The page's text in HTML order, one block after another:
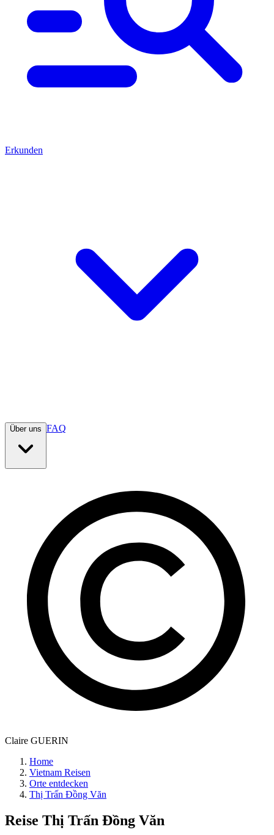
Erkunden
Über uns FAQ
Claire GUERIN
Home
Vietnam Reisen
Orte entdecken
Thị Trấn Đồng Văn
Reise Thị Trấn Đồng Văn